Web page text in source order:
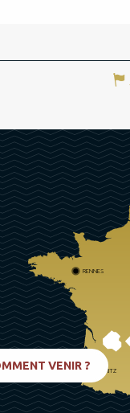
RENNES
BIARRITZ
VENIR ?